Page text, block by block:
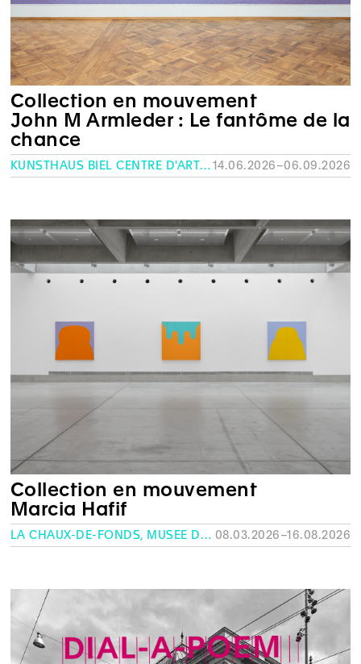
Collection en mouvement
John M Armleder : Le fantôme de la
chance
KUNSTHAUS BIEL CENTRE D'ART BIENNE14.06.2026–06.09.2026
Collection en mouvement
Marcia Hafif
LA CHAUX-DE-FONDS, MUSÉE DES BEAUX-ARTS 08.03.2026–16.08.2026